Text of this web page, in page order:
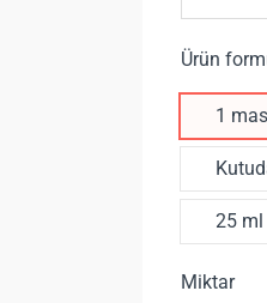
Ürün
1
25 ml
Miktar